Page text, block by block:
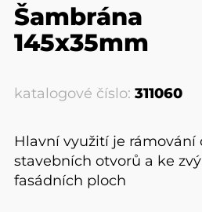
Šambrána
145x35mm
katalogové číslo: 311060
Hlavní využití je rámování
stavebních otvorů a ke
fasádních ploch